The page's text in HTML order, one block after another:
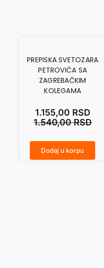
PREPISKA SVETOZARA
PETROVIĆA SA
ZAGREBAČKIM
KOLEGAMA
1.540,00RSD
1.155,00 RSD
Dodaj u korpu